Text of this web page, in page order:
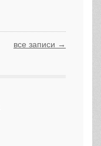
все записи →